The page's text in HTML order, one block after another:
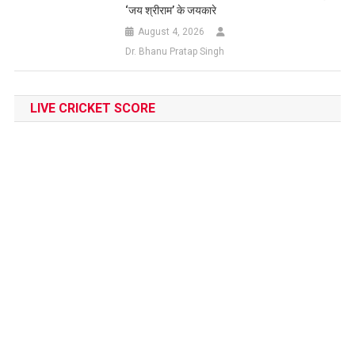
‘जय श्रीराम’ के जयकारे
August 4, 2026
Dr. Bhanu Pratap Singh
LIVE CRICKET SCORE